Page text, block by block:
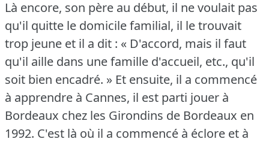
Là encore, son père au début, il ne voulait pas
qu'il quitte le domicile familial, il le trouvait
trop jeune et il a dit : « D'accord, mais il faut
qu'il aille dans une famille d'accueil, etc., qu'il
soit bien encadré. » Et ensuite, il a commencé
à apprendre à Cannes, il est parti jouer à
Bordeaux chez les Girondins de Bordeaux en
1992. C'est là où il a commencé à éclore et à